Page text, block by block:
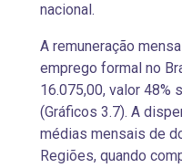
nacional.
A remuneração
emprego formal no
16.075,00, valor 48%
(Gráficos 3.7). A
médias mensais de
Regiões, quando